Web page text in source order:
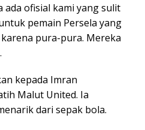
ada ofisial kami yang sulit
pemain Persela yang
pura-pura. Mereka
kepada Imran
Malut United. Ia
dari sepak bola.